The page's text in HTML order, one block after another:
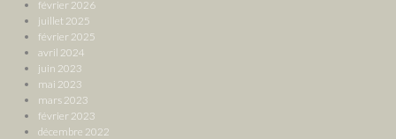
février 2026
juillet 2025
février 2025
avril 2024
juin 2023
mai 2023
mars 2023
février 2023
décembre 2022